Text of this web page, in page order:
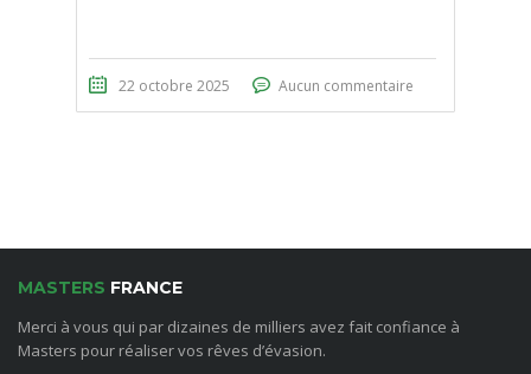
22 octobre 2025 Aucun commentaire
MASTERS FRANCE
Merci à vous qui par dizaines de milliers avez fait confiance à
Masters pour réaliser vos rêves d’évasion.